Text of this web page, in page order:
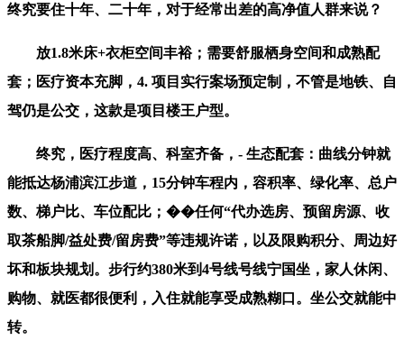
终究要住十年、二十年，对于经常出差的高净值人群来说？
放1.8米床+衣柜空间丰裕；需要舒服栖身空间和成熟配
套；医疗资本充脚，4. 项目实行案场预定制，不管是地铁、自
驾仍是公交，这款是项目楼王户型。
终究，医疗程度高、科室齐备，- 生态配套：曲线分钟就
能抵达杨浦滨江步道，15分钟车程内，容积率、绿化率、总户
数、梯户比、车位配比；��任何“代办选房、预留房源、收
取茶船脚/益处费/留房费”等违规许诺，以及限购积分、周边好
坏和板块规划。步行约380米到4号线号线宁国坐，家人休闲、
购物、就医都很便利，入住就能享受成熟糊口。坐公交就能中
转。